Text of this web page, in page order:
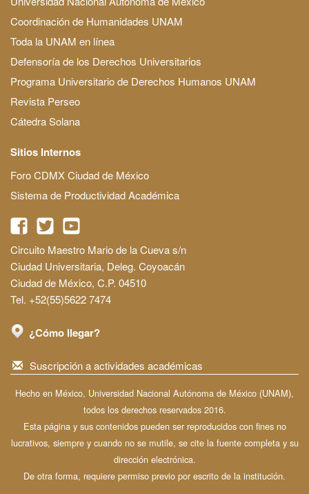
Coordinación de Humanidades UNAM
Toda la UNAM en línea
Defensoría de los Derechos Universitarios
Programa Universitario de Derechos Humanos UNAM
Revista Perseo
Cátedra Solana
Sitios Internos
Foro CDMX Ciudad de México
Sistema de Productividad Académica
Circuito Maestro Mario de la Cueva s/n
Ciudad Universitaria, Deleg. Coyoacán
Ciudad de México, C.P. 04510
Tel. +52(55)5622 7474
¿Cómo llegar?
Suscripción a actividades académicas
Hecho en México, Universidad Nacional Autónoma de México (UNAM),
todos los derechos reservados 2016.
Esta página y sus contenidos pueden ser reproducidos con fines no
lucrativos, siempre y cuando no se mutile, se cite la fuente completa y su
dirección electrónica.
De otra forma, requiere permiso previo por escrito de la institución.